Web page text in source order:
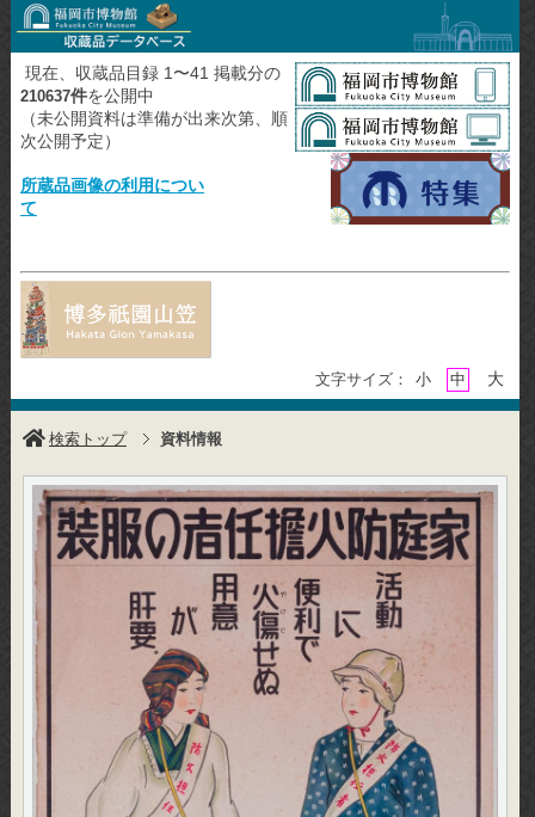
現在、収蔵品目録 1〜41 掲載分の
210637件を公開中
（未公開資料は準備が出来次第、順
次公開予定）
所蔵品画像の利用につい
て
文字サイズ： 小 中 大
検索トップ 資料情報